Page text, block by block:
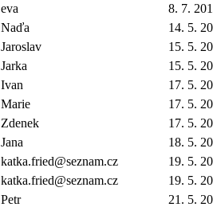
eva
8. 7.
Naďa
14. 5.
Jaroslav
15. 5.
Jarka
15. 5.
Ivan
17. 5.
Marie
17. 5.
Zdenek
17. 5.
Jana
18. 5.
katka.fried@seznam.cz
19. 5.
katka.fried@seznam.cz
19. 5.
Petr
21. 5.